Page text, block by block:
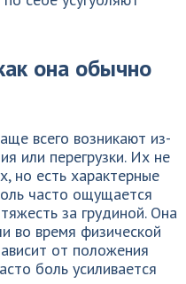
она обычно
всего возникают из-
или перегрузки. Их не
но есть характерные
часто ощущается
за грудиной. Она
во время физической
от положения
боль усиливается